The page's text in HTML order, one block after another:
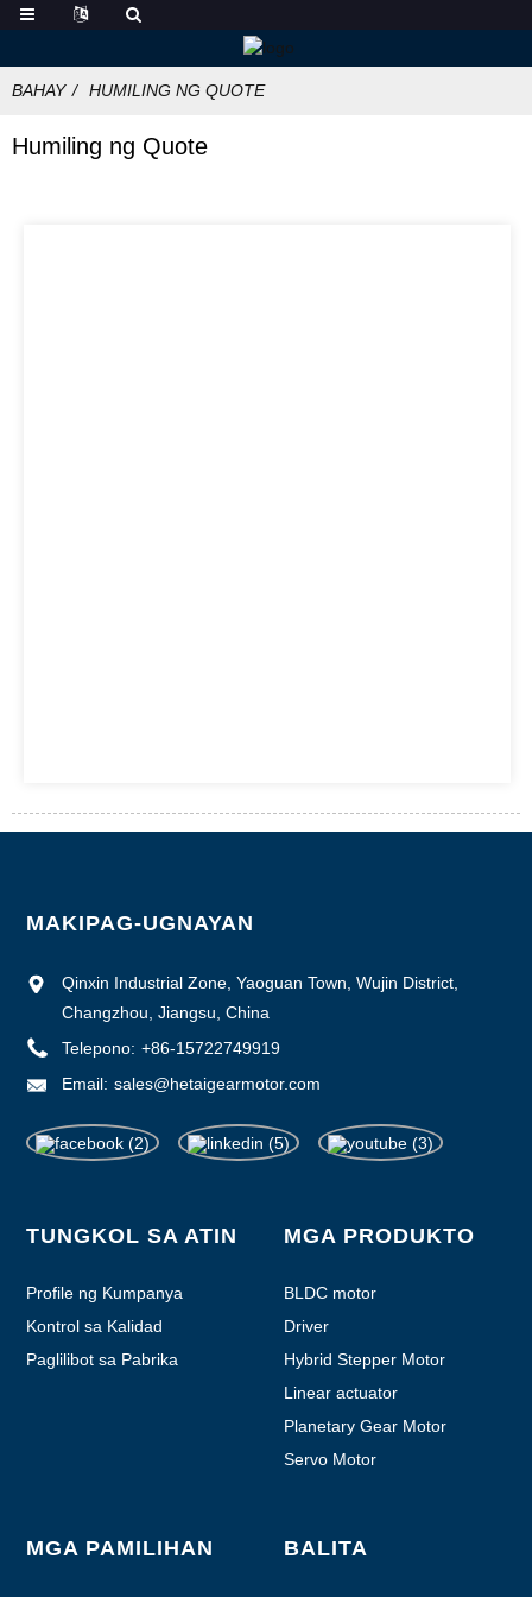
BAHAY HUMILING NG QUOTE
Humiling ng Quote
MAKIPAG-UGNAYAN
Qinxin Industrial Zone, Yaoguan Town, Wujin District,
Changzhou, Jiangsu, China
Telepono: +86-15722749919
Email: sales@hetaigearmotor.com
TUNGKOL SA ATIN
Profile ng Kumpanya
Kontrol sa Kalidad
Paglilibot sa Pabrika
MGA PRODUKTO
BLDC motor
Driver
Hybrid Stepper Motor
Linear actuator
Planetary Gear Motor
Servo Motor
MGA PAMILIHAN BALITA